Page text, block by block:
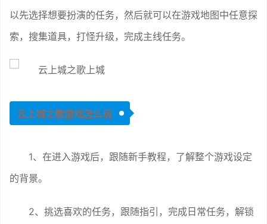
以先选择想要扮演的任务，然后就可以在游戏地图中任意探
索，搜集道具，打怪升级，完成主线任务。
云上城之歌游戏怎么玩
1、在进入游戏后，跟随新手教程，了解整个游戏设定
的背景。
2、挑选喜欢的任务，跟随指引，完成日常任务，解锁